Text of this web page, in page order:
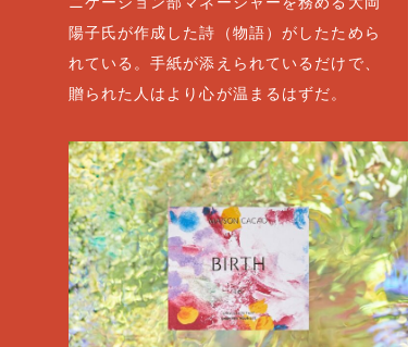
陽子氏が作成した詩（物語）がしたためら
れている。手紙が添えられているだけで、
贈られた人はより心が温まるはずだ。